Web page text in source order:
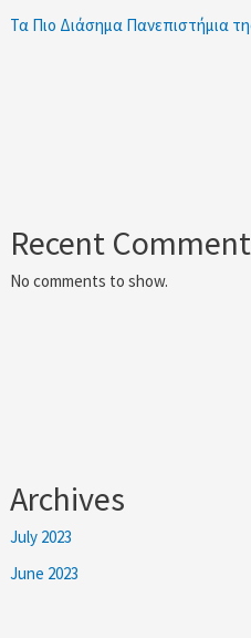
Τα Πιο Διάσημα Πανεπιστήμια
Recent
No comments to show.
Archives
July 2023
June 2023